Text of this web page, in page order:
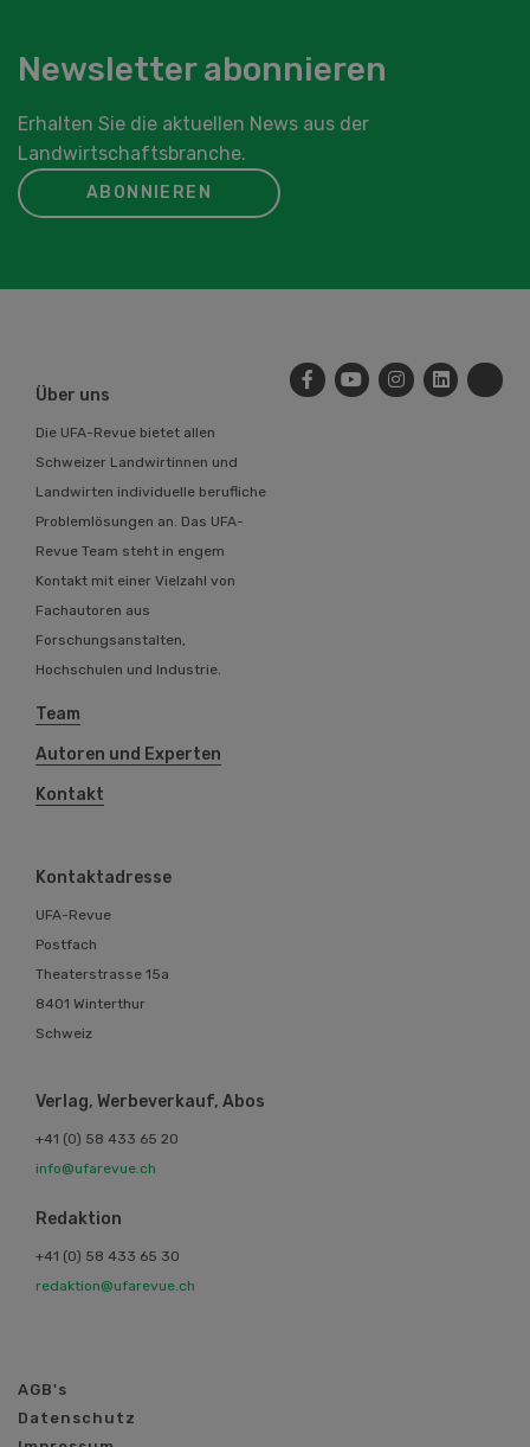
Newsletter abonnieren
Erhalten Sie die aktuellen News aus der
Landwirtschaftsbranche.
ABONNIEREN
Über uns
Die UFA-Revue bietet allen
Schweizer Landwirtinnen und
Landwirten individuelle berufliche
Problemlösungen an. Das UFA-
Revue Team steht in engem
Kontakt mit einer Vielzahl von
Fachautoren aus
Forschungsanstalten,
Hochschulen und Industrie.
Team
Autoren und Experten
Kontakt
Kontaktadresse
UFA-Revue
Postfach
Theaterstrasse 15a
8401 Winterthur
Schweiz
Verlag, Werbeverkauf, Abos
+41 (0) 58 433 65 20
info@ufarevue.ch
Redaktion
+41 (0) 58 433 65 30
redaktion@ufarevue.ch
AGB's
Datenschutz